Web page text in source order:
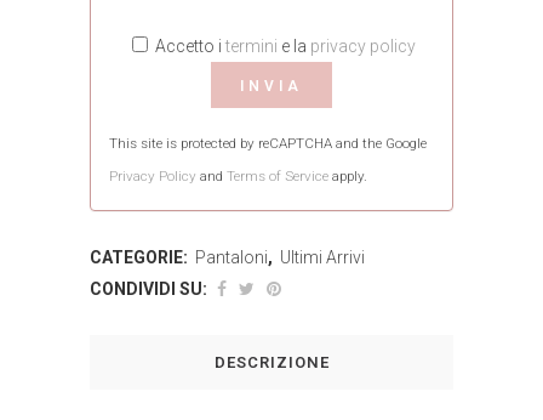
Accetto i termini e la privacy policy
This site is protected by reCAPTCHA and the Google
Privacy Policy and Terms of Service apply.
CATEGORIE: Pantaloni, Ultimi Arrivi
CONDIVIDI SU:
DESCRIZIONE